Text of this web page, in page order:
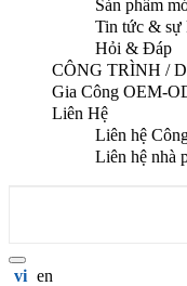
Sản phẩm
Tin tức & sự
Hỏi & Đáp
CÔNG TRÌNH /
Gia Công OEM-
Liên Hệ
Liên hệ
Liên hệ nhà
vi en